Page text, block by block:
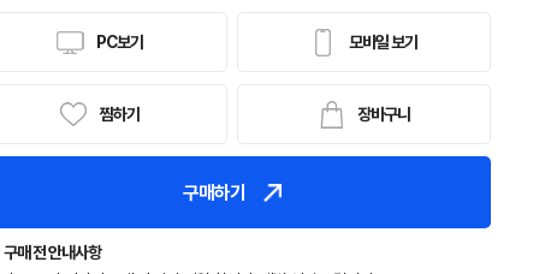
PC보기 모바일 보기
찜하기 장바구니
구매하기
구매 전 안내사항